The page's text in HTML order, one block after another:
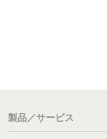
製品／サービス